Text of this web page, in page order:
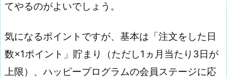
てやるのがよいでしょう。
気になるポイントですが、基本は「注文をした日
数×1ポイント」貯まり（ただし1ヵ月当たり3日が
上限）、ハッピープログラムの会員ステージに応